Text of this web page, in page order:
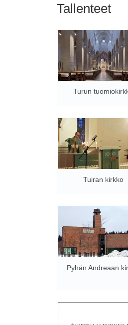
Tallenteet
Turun
Tuiran kirkko
Pyhän Andreaan